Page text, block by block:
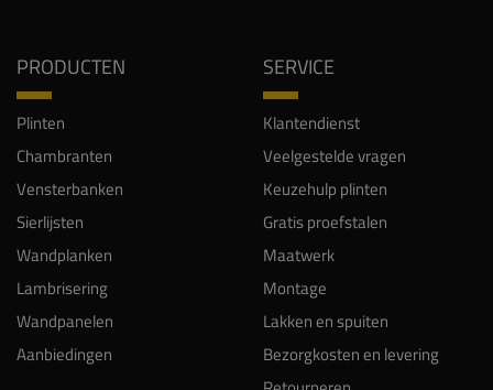
Chambranten
Vensterbanken
Wandpanelen
Aanbiedingen
Veelgestelde vragen
Keuzehulp plinten
Maatwerk
Lakken en spuiten
Retourneren